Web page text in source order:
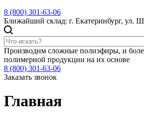
8 (800) 301-63-06
Ближайший склад: г. Екатеринбург, ул.
Производим сложные полиэфиры, и
полимерной продукции на их основе
8 (800) 301-63-06
Заказать звонок
Главная